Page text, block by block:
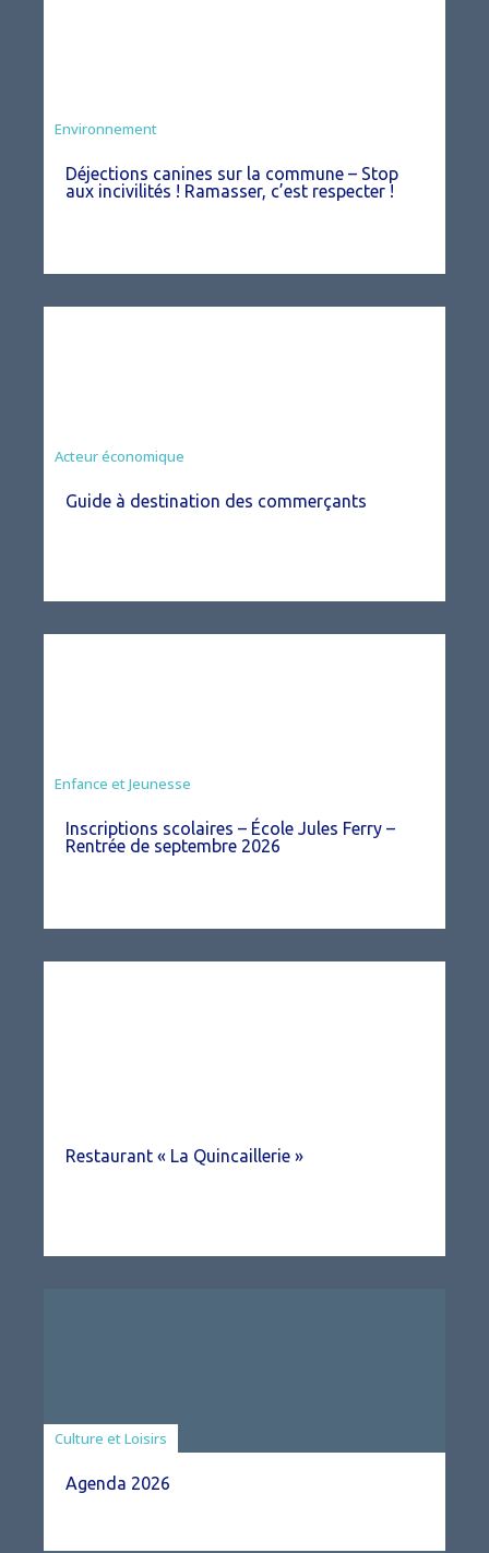
Environnement
Déjections canines sur la commune – Stop
aux incivilités ! Ramasser, c’est respecter !
Acteur économique
Guide à destination des commerçants
Enfance et Jeunesse
Inscriptions scolaires – École Jules Ferry –
Rentrée de septembre 2026
Restaurant « La Quincaillerie »
Associations
Culture et Loisirs
Agenda 2026